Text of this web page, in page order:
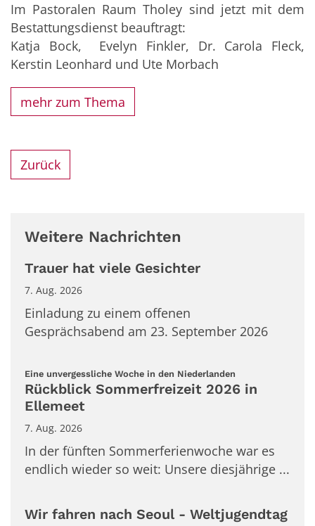
Im Pastoralen Raum Tholey sind jetzt mit dem
Bestattungsdienst beauftragt:
Katja Bock, Evelyn Finkler, Dr. Carola Fleck,
Kerstin Leonhard und Ute Morbach
mehr zum Thema
Zurück
Weitere Nachrichten
Trauer hat viele Gesichter
7. Aug. 2026
Einladung zu einem offenen
Gesprächsabend am 23. September 2026
Eine unvergessliche Woche in den Niederlanden
Rückblick Sommerfreizeit 2026 in
Ellemeet
7. Aug. 2026
In der fünften Sommerferienwoche war es
endlich wieder so weit: Unsere diesjährige ...
Wir fahren nach Seoul - Weltjugendtag